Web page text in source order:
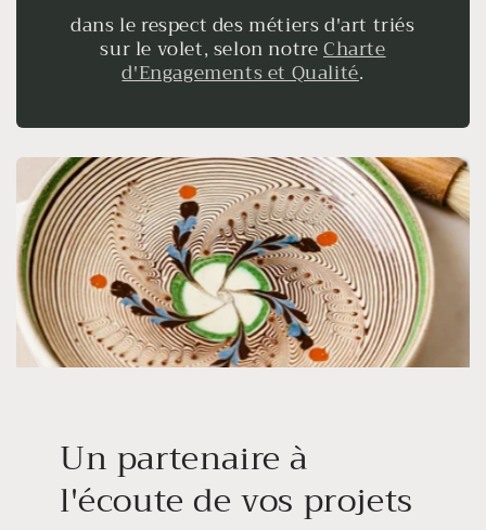
dans le respect des métiers d'art triés
sur le volet, selon notreCharte
d'Engagements et Qualité.
Un partenaire à
l'écoute de vos projets